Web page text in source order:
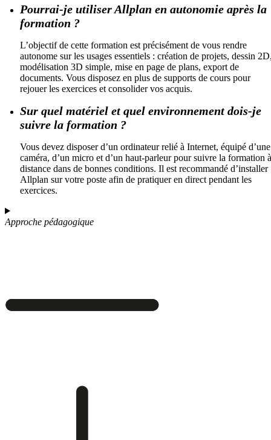
Pourrai-je utiliser Allplan en autonomie après la
formation ?
L’objectif de cette formation est précisément de vous rendre
autonome sur les usages essentiels : création de projets, dessin
modélisation 3D simple, mise en page de plans, export de
documents. Vous disposez en plus de supports de cours pour
rejouer les exercices et consolider vos acquis.
Sur quel matériel et quel environnement dois-je
suivre la formation ?
Vous devez disposer d’un ordinateur relié à Internet, équipé d’une
caméra, d’un micro et d’un haut-parleur pour suivre la formation à
distance dans de bonnes conditions. Il est recommandé d’installer
Allplan sur votre poste afin de pratiquer en direct pendant les
exercices.
Approche pédagogique